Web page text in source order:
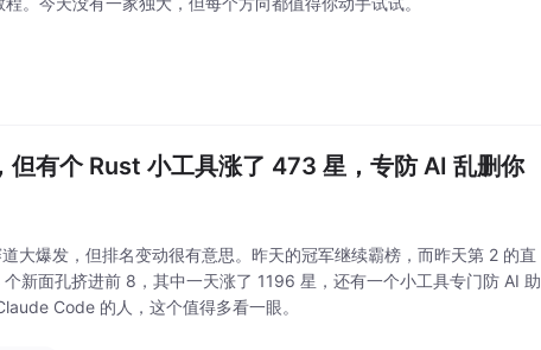
有个 Rust 小工具涨了 473 星，专防 AI 乱删你
大爆发，但排名变动很有意思。昨天的冠军继续霸榜，而昨天第 2 的直
新面孔挤进前 8，其中一天涨了 1196 星，还有一个小工具专门防 AI 助
Code 的人，这个值得多看一眼。